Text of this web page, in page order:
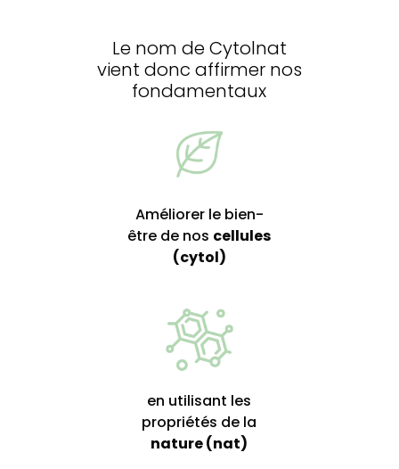
Le nom de Cytolnat
vient donc affirmer nos
fondamentaux
Améliorer le bien-
être de nos cellules
(cytol)
en utilisant les
propriétés de la
nature (nat)